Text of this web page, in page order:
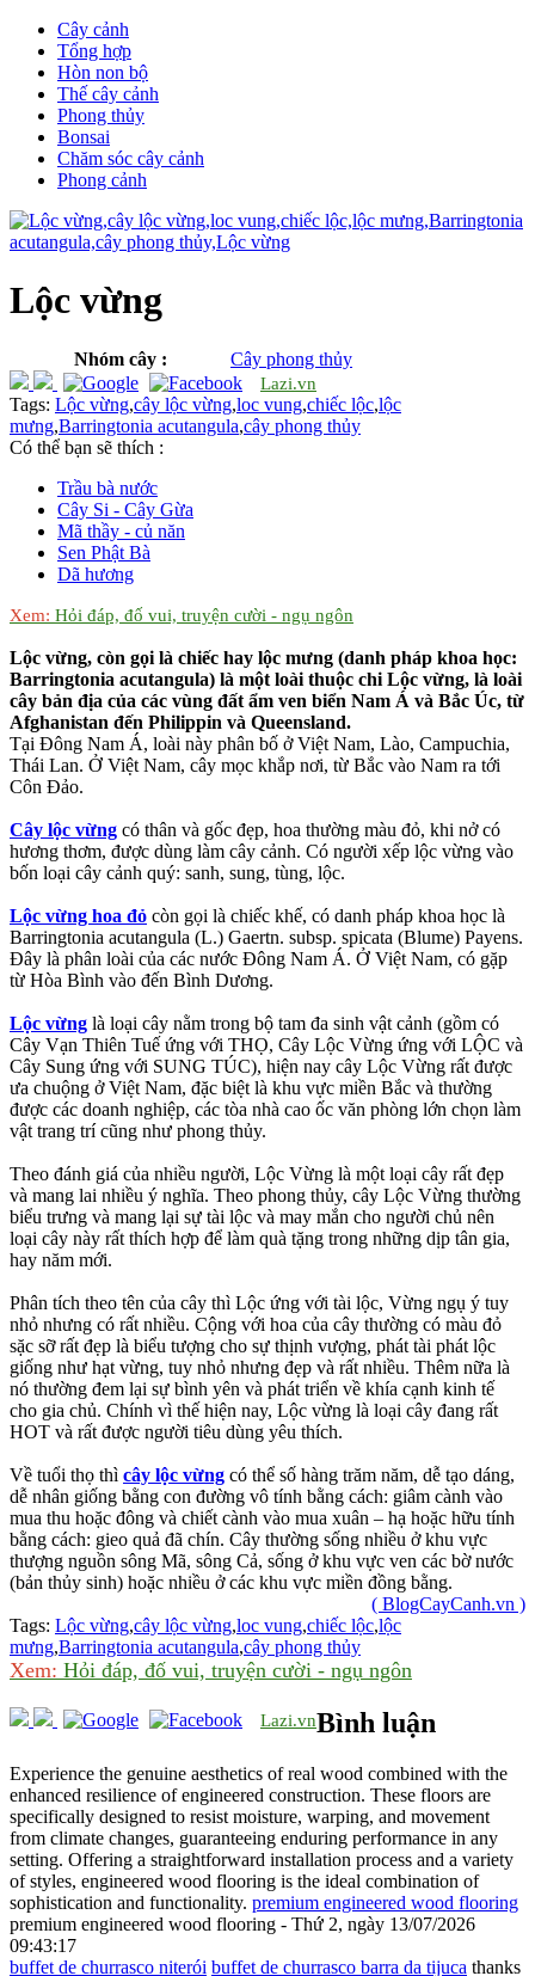
Cây cảnh
Tổng hợp
Hòn non bộ
Thế cây cảnh
Phong thủy
Bonsai
Chăm sóc cây cảnh
Phong cảnh
Lộc vừng
Nhóm cây : Cây phong thủy
Lazi.vn
Tags: Lộc vừng,cây lộc vừng,loc vung,chiếc lộc,lộc
mưng,Barringtonia acutangula,cây phong thủy
Có thể bạn sẽ thích :
Trầu bà nước
Cây Si - Cây Gừa
Mã thầy - củ năn
Sen Phật Bà
Dã hương
Xem: Hỏi đáp, đố vui, truyện cười - ngụ ngôn
Lộc vừng, còn gọi là chiếc hay lộc mưng (danh pháp khoa học:
Barringtonia acutangula) là một loài thuộc chi Lộc vừng, là loài
cây bản địa của các vùng đất ẩm ven biển Nam Á và Bắc Úc, từ
Afghanistan đến Philippin và Queensland.
Tại Đông Nam Á, loài này phân bố ở Việt Nam, Lào, Campuchia,
Thái Lan. Ở Việt Nam, cây mọc khắp nơi, từ Bắc vào Nam ra tới
Côn Đảo.
Cây lộc vừng có thân và gốc đẹp, hoa thường màu đỏ, khi nở có
hương thơm, được dùng làm cây cảnh. Có người xếp lộc vừng vào
bốn loại cây cảnh quý: sanh, sung, tùng, lộc.
Lộc vừng hoa đỏ còn gọi là chiếc khế, có danh pháp khoa học là
Barringtonia acutangula (L.) Gaertn. subsp. spicata (Blume) Payens.
Đây là phân loài của các nước Đông Nam Á. Ở Việt Nam, có gặp
từ Hòa Bình vào đến Bình Dương.
Lộc vừng là loại cây nằm trong bộ tam đa sinh vật cảnh (gồm có
Cây Vạn Thiên Tuế ứng với THỌ, Cây Lộc Vừng ứng với LỘC và
Cây Sung ứng với SUNG TÚC), hiện nay cây Lộc Vừng rất được
ưa chuộng ở Việt Nam, đặc biệt là khu vực miền Bắc và thường
được các doanh nghiệp, các tòa nhà cao ốc văn phòng lớn chọn làm
vật trang trí cũng như phong thủy.
Theo đánh giá của nhiều người, Lộc Vừng là một loại cây rất đẹp
và mang lai nhiều ý nghĩa. Theo phong thủy, cây Lộc Vừng thường
biểu trưng và mang lại sự tài lộc và may mắn cho người chủ nên
loại cây này rất thích hợp để làm quà tặng trong những dịp tân gia,
hay năm mới.
Phân tích theo tên của cây thì Lộc ứng với tài lộc, Vừng ngụ ý tuy
nhỏ nhưng có rất nhiều. Cộng với hoa của cây thường có màu đỏ
sặc sỡ rất đẹp là biểu tượng cho sự thịnh vượng, phát tài phát lộc
giống như hạt vừng, tuy nhỏ nhưng đẹp và rất nhiều. Thêm nữa là
nó thường đem lại sự bình yên và phát triển về khía cạnh kinh tế
cho gia chủ. Chính vì thế hiện nay, Lộc vừng là loại cây đang rất
HOT và rất được người tiêu dùng yêu thích.
Về tuổi thọ thì cây lộc vừng có thể số hàng trăm năm, dễ tạo dáng,
dễ nhân giống bằng con đường vô tính bằng cách: giâm cành vào
mua thu hoặc đông và chiết cành vào mua xuân – hạ hoặc hữu tính
bằng cách: gieo quả đã chín. Cây thường sống nhiều ở khu vực
thượng nguồn sông Mã, sông Cả, sống ở khu vực ven các bờ nước
(bản thủy sinh) hoặc nhiều ở các khu vực miền đồng bằng.
( BlogCayCanh.vn )
Tags: Lộc vừng,cây lộc vừng,loc vung,chiếc lộc,lộc
mưng,Barringtonia acutangula,cây phong thủy
Xem: Hỏi đáp, đố vui, truyện cười - ngụ ngôn
Lazi.vnBình luận
Experience the genuine aesthetics of real wood combined with the
enhanced resilience of engineered construction. These floors are
specifically designed to resist moisture, warping, and movement
from climate changes, guaranteeing enduring performance in any
setting. Offering a straightforward installation process and a variety
of styles, engineered wood flooring is the ideal combination of
sophistication and functionality. premium engineered wood flooring
premium engineered wood flooring - Thứ 2, ngày 13/07/2026
09:43:17
buffet de churrasco niterói buffet de churrasco barra da tijuca thanks